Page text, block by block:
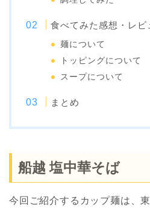
食べてみた感想・レビ
麺について
トッピングについて
スープについて
まとめ
船越 塩中華そば
今回ご紹介するカップ麺は、